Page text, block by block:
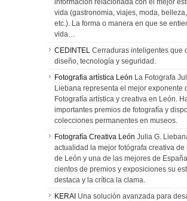
información relacionada con el mejor
vida (gastronomia, viajes, moda,
etc.). La forma o manera en que se
vida…
CEDINTEL Cerraduras inteligentes que
diseño, tecnología y seguridad.
Fotografia artística León La Fotografa
Liebana representa el mejor exponente
Fotografía artística y creativa en León.
importantes premios de fotografía y
colecciones permanentes en museos.
Fotografía Creativa León Julia G.
actualidad la mejor fotógrafa creativa de
de León y una de las mejores de
cientos de premios y exposiciones su
destaca y la crítica la clama.
KERAI Una solución avanzada para